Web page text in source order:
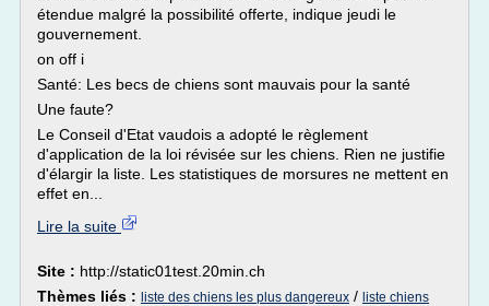
étendue malgré la possibilité offerte, indique jeudi le
gouvernement.
on off i
Santé: Les becs de chiens sont mauvais pour la santé
Une faute?
Le Conseil d'Etat vaudois a adopté le règlement
d'application de la loi révisée sur les chiens. Rien ne justifie
d'élargir la liste. Les statistiques de morsures ne mettent en
effet en...
Lire la suite
Site : http://static01test.20min.ch
Thèmes liés : liste des chiens les plus dangereux / liste chiens